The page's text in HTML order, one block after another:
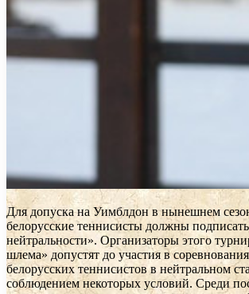
Для допуска на Уимблдон в нынешнем
белорусские теннисисты должны
нейтральности». Организаторы этого
шлема» допустят до участия в
белорусских теннисистов в нейтральном
соблюдением некоторых условий. Среди